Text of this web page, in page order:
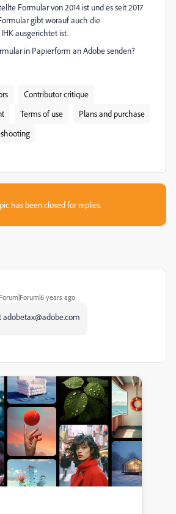
Formular von 2014 ist und es seit 2017
gibt worauf auch die
ausgerichtet ist.
in Papierform an Adobe senden?
Contributor critique
Terms of use
Plans and purchase
has been closed for replies.
Forum|Forum|6 years ago
adobetax@adobe.com